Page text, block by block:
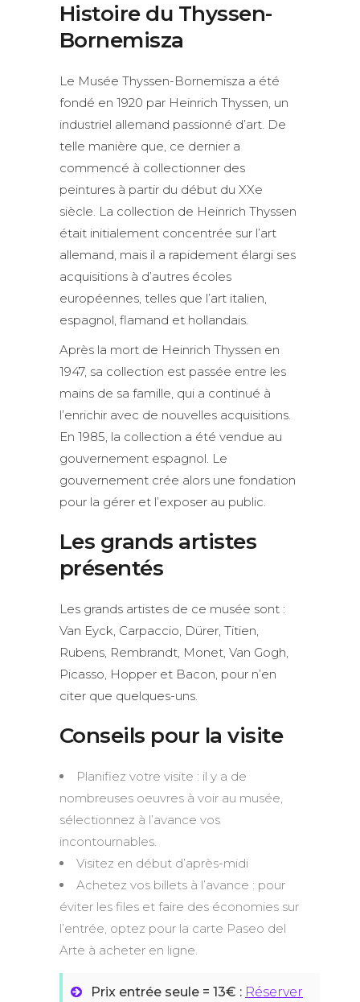
Histoire du Thyssen-
Bornemisza
Le Musée Thyssen-Bornemisza a été
fondé en 1920 par Heinrich Thyssen, un
industriel allemand passionné d’art. De
telle manière que, ce dernier a
commencé à collectionner des
peintures à partir du début du XXe
siècle. La collection de Heinrich Thyssen
était initialement concentrée sur l’art
allemand, mais il a rapidement élargi ses
acquisitions à d’autres écoles
européennes, telles que l’art italien,
espagnol, flamand et hollandais.
Après la mort de Heinrich Thyssen en
1947, sa collection est passée entre les
mains de sa famille, qui a continué à
l’enrichir avec de nouvelles acquisitions.
En 1985, la collection a été vendue au
gouvernement espagnol. Le
gouvernement crée alors une fondation
pour la gérer et l’exposer au public.
Les grands artistes
présentés
Les grands artistes de ce musée sont :
Van Eyck, Carpaccio, Dürer, Titien,
Rubens, Rembrandt, Monet, Van Gogh,
Picasso, Hopper et Bacon, pour n’en
citer que quelques-uns.
Conseils pour la visite
Planifiez votre visite : il y a de
nombreuses oeuvres à voir au musée,
sélectionnez à l’avance vos
incontournables.
Visitez en début d’après-midi
Achetez vos billets à l’avance : pour
éviter les files et faire des économies sur
l’entrée, optez pour la carte Paseo del
Arte à acheter en ligne.
Prix entrée seule = 13€ : Réserver